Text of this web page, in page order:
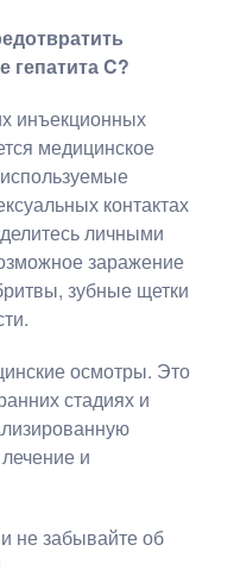
гепатита C?
инъекционных
медицинское
контактах
личными
заражение
зубные щетки
осмотры. Это
стадиях и
и
не забывайте об